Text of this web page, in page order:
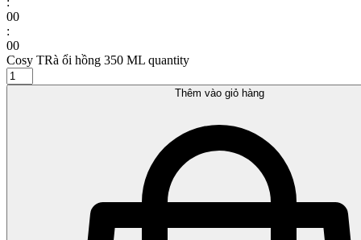
00
:
00
Cosy TRà ổi hồng 350 ML quantity
Thêm vào giỏ hàng